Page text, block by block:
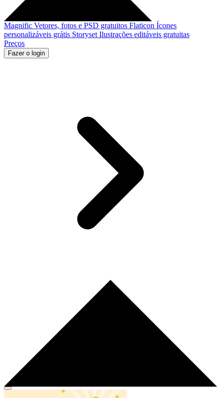
Magnific Vetores, fotos e PSD gratuitos Flaticon Ícones
personalizáveis grátis Storyset Ilustrações editáveis gratuitas
Preços
Fazer o login